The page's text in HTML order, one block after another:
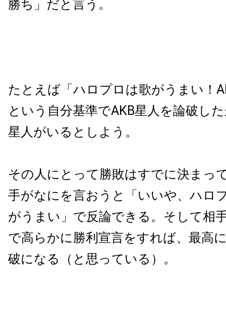
勝ち」だと言う。
たとえば「ハロプロは歌がうまい！
という自分基準でAKB星人を論破し
星人がいるとしよう。
その人にとって勝敗はすでに決まっ
手がなにを言おうと「いいや、ハロ
がうまい」で反論できる。そして相
で高らかに勝利宣言をすれば、最高
破になる（と思っている）。